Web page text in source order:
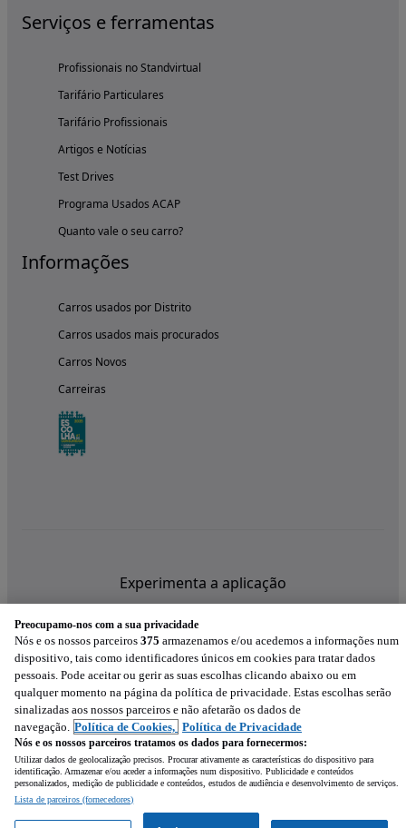
Serviços e ferramentas
Profissionais no Standvirtual
Tarifário Particulares
Tarifário Profissionais
Artigos e Notícias
Test Drives
Programa Usados ACAP
Quanto vale o seu carro?
Informações
Carros usados por Distrito
Carros usados mais procurados
Carros Novos
Carreiras
Experimenta a aplicação
Preocupamo-nos com a sua privacidade
Nós e os nossos parceiros 375 armazenamos e/ou acedemos a informações num
dispositivo, tais como identificadores únicos em cookies para tratar dados
pessoais. Pode aceitar ou gerir as suas escolhas clicando abaixo ou em
qualquer momento na página da política de privacidade. Estas escolhas serão
sinalizadas aos nossos parceiros e não afetarão os dados de
navegação. Política de Cookies, Política de Privacidade
Nós e os nossos parceiros tratamos os dados para fornecermos:
Utilizar dados de geolocalização precisos. Procurar ativamente as características do dispositivo para
identificação. Armazenar e/ou aceder a informações num dispositivo. Publicidade e conteúdos
personalizados, medição de publicidade e conteúdos, estudos de audiência e desenvolvimento de serviços.
Lista de parceiros (fornecedores)